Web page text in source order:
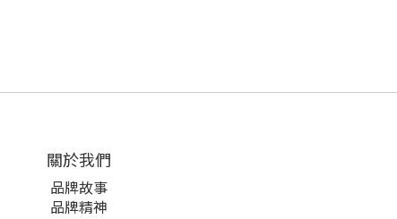
關於我們
品牌故事
品牌精神